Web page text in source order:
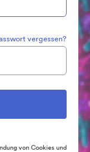
vergessen?
von Cookies und